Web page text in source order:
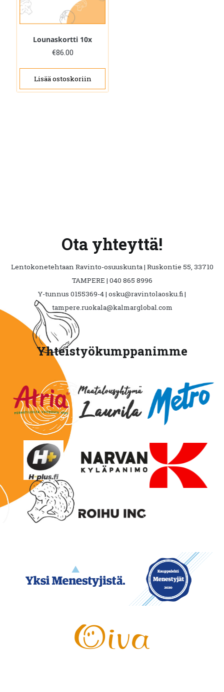
Lounaskortti 10x
€86.00
Lisää ostoskoriin
Ota yhteyttä!
Lentokonetehtaan Ravinto-osuuskunta | Ruskontie 55, 33710
TAMPERE | 040 865 8996
Y-tunnus 0155369-4 | osku@ravintolaosku.fi |
tampere.ruokala@kalmarglobal.com
Yhteistyökumppanimme